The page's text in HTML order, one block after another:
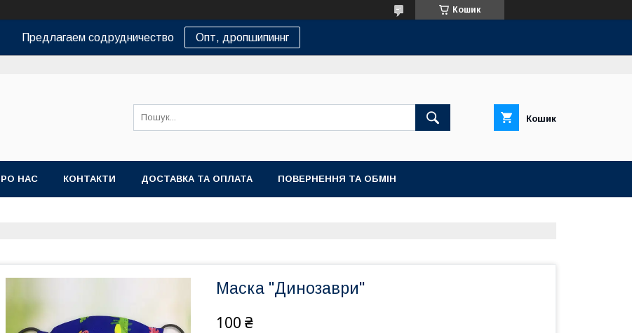
Кошик
Предлагаем содрудничество Опт, дропшипиннг
Кошик
НАС КОНТАКТИ ДОСТАВКА ТА ОПЛАТА ПОВЕРНЕННЯ ТА ОБМІН
Маска "Динозаври"
100 ₴